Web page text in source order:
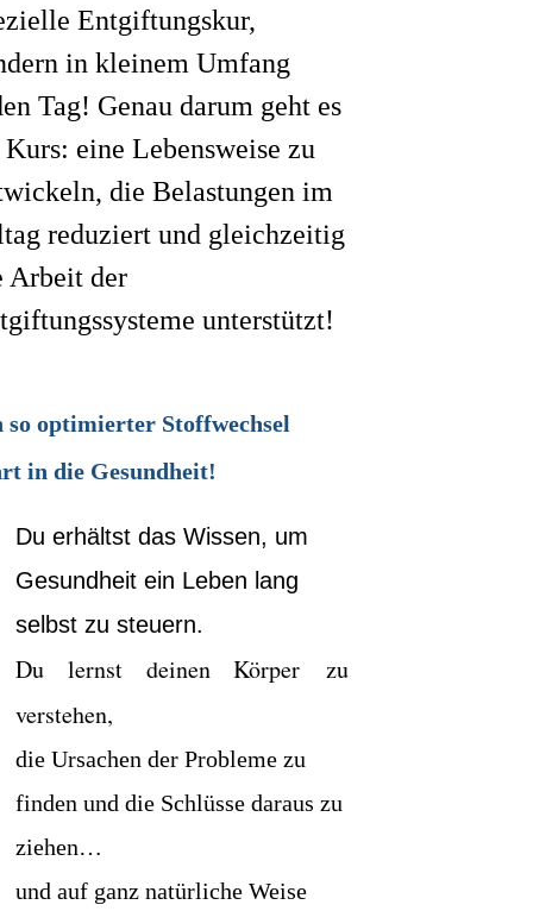
Entgiftungskur,
in kleinem Umfang
Tag! Genau darum geht es
eine Lebensweise zu
die Belastungen im
reduziert und gleichzeitig
Arbeit der
unterstützt!
so optimierter Stoffwechsel
in die Gesundheit!
Du erhältst das Wissen, um
Gesundheit ein Leben lang
selbst zu steuern.
Du lernst deinen Körper zu
verstehen,
die Ursachen der Probleme zu
finden und die Schlüsse daraus zu
ziehen…
und auf ganz natürliche Weise